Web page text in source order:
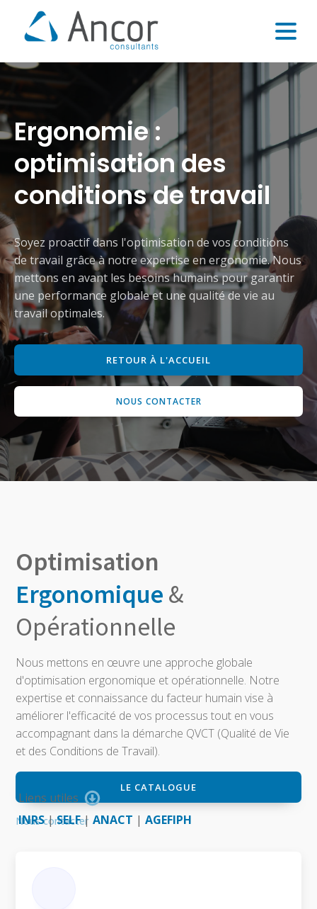
Ergonomie :
optimisation des
conditions de travail
Soyez proactif dans l'optimisation de vos conditions
de travail grâce à notre expertise en ergonomie. Nous
mettons en avant les besoins humains pour garantir
une performance globale et une qualité de vie au
travail optimales.
RETOUR À L'ACCUEIL
NOUS CONTACTER
Optimisation
Ergonomique &
Opérationnelle
Nous mettons en œuvre une approche globale
d'optimisation ergonomique et opérationnelle. Notre
expertise et connaissance du facteur humain vise à
améliorer l'efficacité de vos processus tout en vous
accompagnant dans la démarche QVCT (Qualité de Vie
et des Conditions de Travail).
LE CATALOGUE
Nous contacter
Liens utiles
INRS|SELF|ANACT |AGEFIPH